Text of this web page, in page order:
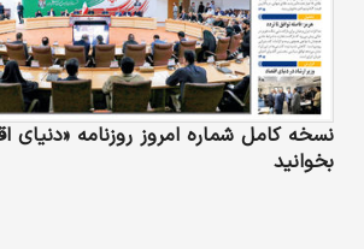
نسخه کامل شماره امروز روزنامه «دنیای‌
بخوانید